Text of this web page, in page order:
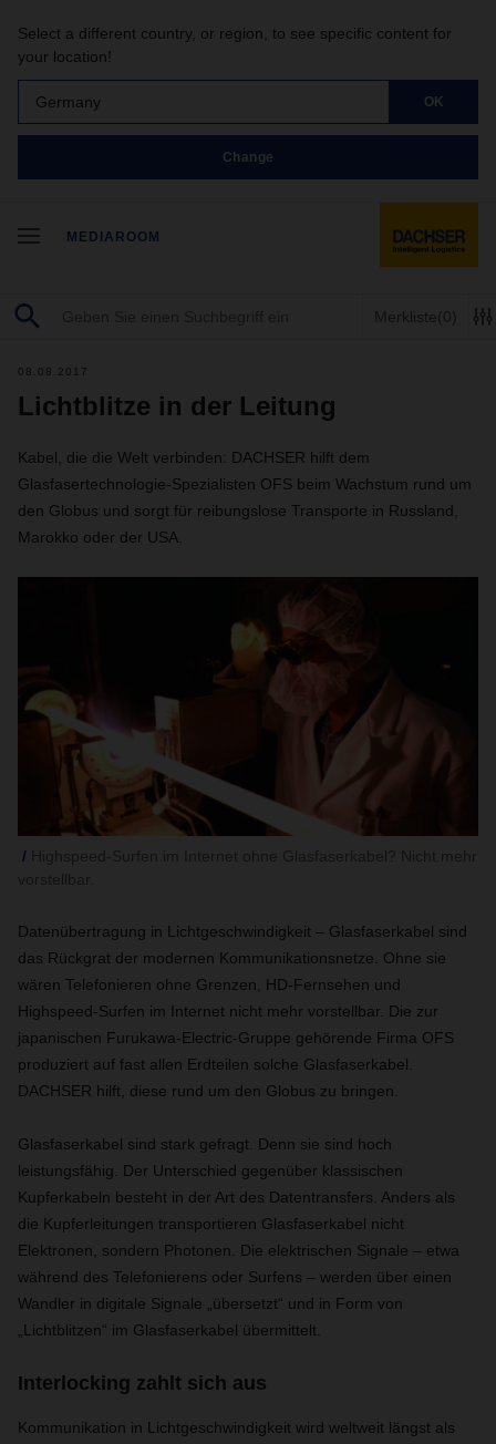
Select a different country, or region, to see specific content for
your location!
Germany OK
Change
MEDIAROOM
Merkliste(0)
08.08.2017
Lichtblitze in der Leitung
Kabel, die die Welt verbinden: DACHSER hilft dem
Glasfasertechnologie-Spezialisten OFS beim Wachstum rund um
den Globus und sorgt für reibungslose Transporte in Russland,
Marokko oder der USA.
Datenübertragung in Lichtgeschwindigkeit – Glasfaserkabel sind
das Rückgrat der modernen Kommunikationsnetze. Ohne sie
wären Telefonieren ohne Grenzen, HD-Fernsehen und
Highspeed-Surfen im Internet nicht mehr vorstellbar. Die zur
japanischen Furukawa-Electric-Gruppe gehörende Firma OFS
produziert auf fast allen Erdteilen solche Glasfaserkabel.
DACHSER hilft, diese rund um den Globus zu bringen.
Glasfaserkabel sind stark gefragt. Denn sie sind hoch
leistungsfähig. Der Unterschied gegenüber klassischen
Kupferkabeln besteht in der Art des Datentransfers. Anders als
die Kupferleitungen transportieren Glasfaserkabel nicht
Elektronen, sondern Photonen. Die elektrischen Signale – etwa
während des Telefonierens oder Surfens – werden über einen
Wandler in digitale Signale „übersetzt“ und in Form von
„Lichtblitzen“ im Glasfaserkabel übermittelt.
Interlocking zahlt sich aus
Kommunikation in Lichtgeschwindigkeit wird weltweit längst als